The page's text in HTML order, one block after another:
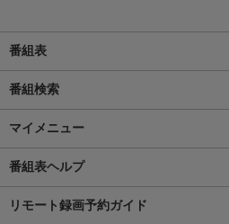
番組表
番組検索
マイメニュー
番組表ヘルプ
リモート録画予約ガイド